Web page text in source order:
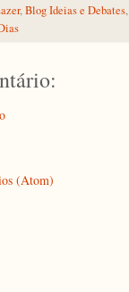
,Blog Ideias e Debates,
(Atom)